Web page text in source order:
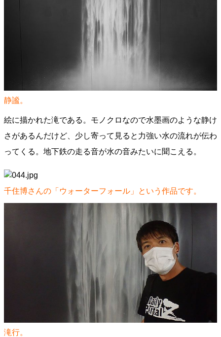
静謐。
絵に描かれた滝である。モノクロなので水墨画のような静け
さがあるんだけど、少し寄って見ると力強い水の流れが伝わ
ってくる。地下鉄の走る音が水の音みたいに聞こえる。
千住博さんの「ウォーターフォール」という作品です。
滝行。